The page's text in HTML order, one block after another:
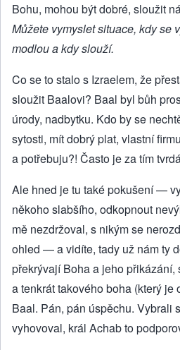
Bohu, mohou být dobré, sloužit
Můžete vymyslet situace, kdy se
modlou a kdy slouží.
Co se to stalo s Izraelem, že
sloužit Baalovi? Baal byl bůh
úrody, nadbytku. Kdo by se
sytosti, mít dobrý plat, vlastní
a potřebuju?! Často je za tím
Ale hned je tu také pokušení —
někoho slabšího, odkopnout
mě nezdržoval, s nikým se
ohled — a vidíte, tady už nám ty
překrývají Boha a jeho
a tenkrát takového boha (který je
Baal. Pán, pán úspěchu. Vybrali
vyhovoval, král Achab to